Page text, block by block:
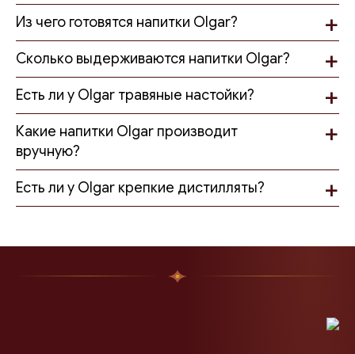
Из чего готовятся напитки Olgar?
Сколько выдерживаются напитки Olgar?
Есть ли у Olgar травяные настойки?
Какие напитки Olgar производит
вручную?
Есть ли у Olgar крепкие дистилляты?